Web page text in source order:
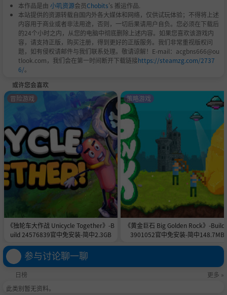
本作品是由 小叽资源会员Chobits's 搬运作品.
本站提供的资源转载自国内外各大媒体和网络，仅供试玩体验；不得将上述
内容用于商业或者非法用途，否则，一切后果请用户自负。您必须在下载后
的24个小时之内，从您的电脑中彻底删除上述内容。如果您喜欢该游戏内
容，请支持正版，购买注册，得到更好的正版服务。我们非常重视版权问
题，如有侵权请邮件与我们联系处理。敬请谅解！E-mail：acgbns666@ou
tlook.com，我们会在第一时间断开下载链接https://steamzg.com/2737
6/。
或许您会喜欢
《独轮车大作战 Unicycle Together》-B
uild 24576839官中免安装-简中2.3GB
冒险游戏
《黄金巨石 Big Golden Rock》-Build
3901052官中免安装-简中148.7MB
策略游戏
参与讨论聊一聊
日榜
更多 »
此类别暂无资料。